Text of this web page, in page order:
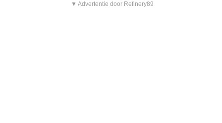
▼ Advertentie door Refinery89